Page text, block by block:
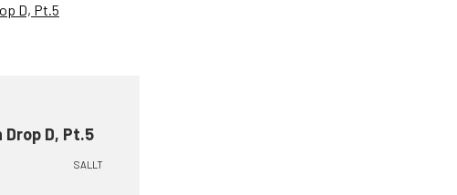
D, Pt.5
Drop D, Pt.5
SALLT